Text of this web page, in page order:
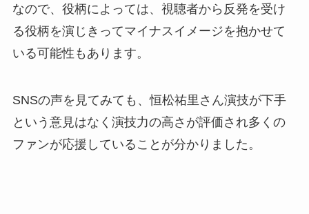
なので、役柄によっては、視聴者から反発を受け
る役柄を演じきってマイナスイメージを抱かせて
いる可能性もあります。
SNSの声を見てみても、恒松祐里さん演技が下手
という意見はなく演技力の高さが評価され多くの
ファンが応援していることが分かりました。